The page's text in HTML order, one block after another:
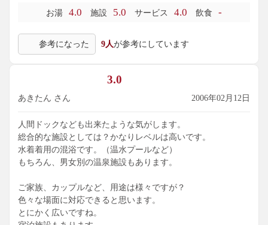
シャンプー,ボディソープ付き760円のところJAF会員証提示で
560円。鍵付き無料ロッカー有り,無料ドライヤー有り,露天風
呂有り。
お湯 4.0 施設 5.0 サービス 4.0 飲食 -
参考になった 9人が参考にしています
3.0
あきたん さん 2006年02月12日
人間ドックなども出来たような気がします。
総合的な施設としては？かなりレベルは高いです。
水着着用の混浴です。（温水プールなど）
もちろん、男女別の温泉施設もあります。
ご家族、カップルなど、用途は様々ですが？
色々な場面に対応できると思います。
とにかく広いですね。